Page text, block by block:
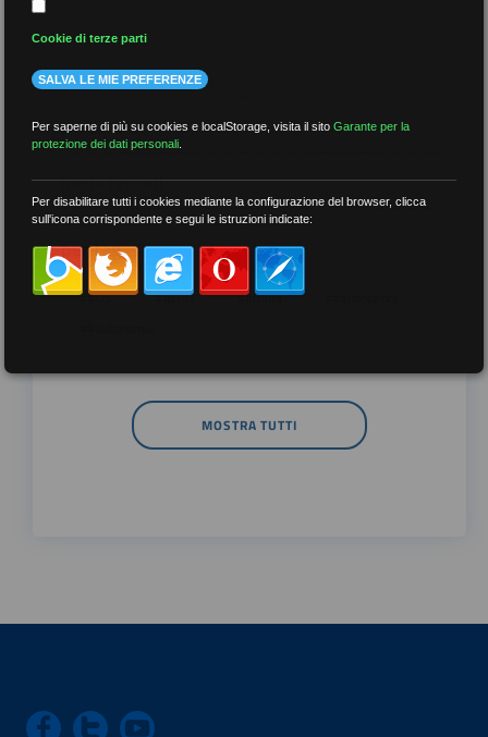
più recenti
meno recenti
per tag
##DS ##FGU ##Gilda
MOSTRA TUTTI
Cookie di terze parti
SALVA LE MIE PREFERENZE
Per saperne di più su cookies e localStorage, visita il sitoGarante per la
protezione dei dati personali
Per disabilitare tutti i cookies mediante la configurazione del browser, clicca
sull'icona corrispondente e segui le istruzioni indicate: